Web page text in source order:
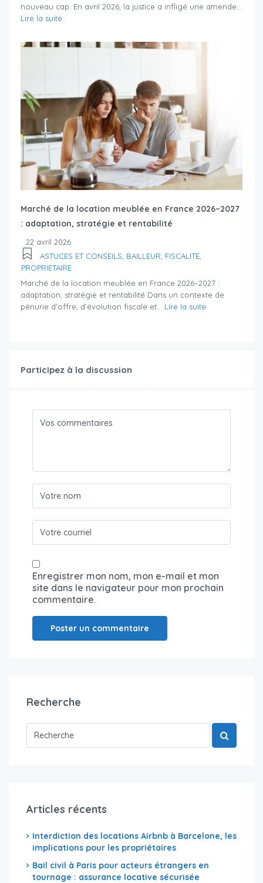
nouveau cap. En avril 2026, la justice a infligé une amende...
Lire la suite
Marché de la location meublée en France 2026–2027
: adaptation, stratégie et rentabilité
22 avril 2026
ASTUCES ET CONSEILS BAILLEUR FISCALITE
PROPRIETAIRE
Marché de la location meublée en France 2026–2027 :
adaptation, stratégie et rentabilité Dans un contexte de
pénurie d’offre, d’évolution fiscale et... Lire la suite
Participez à la discussion
Enregistrer mon nom, mon e-mail et mon
site dans le navigateur pour mon prochain
commentaire.
Recherche
Articles récents
Interdiction des locations Airbnb à Barcelone, les
implications pour les propriétaires
Bail civil à Paris pour acteurs étrangers en
tournage : assurance locative sécurisée